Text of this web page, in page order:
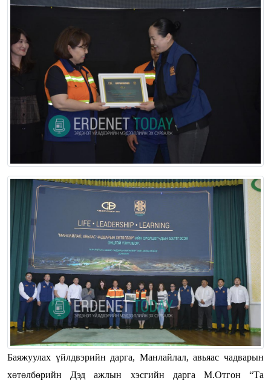
Баяжуулах үйлдвэрийн дарга, Манлайлал, авьяас чадварын
хөтөлбөрийн Дэд ажлын хэсгийн дарга М.Отгон “Та